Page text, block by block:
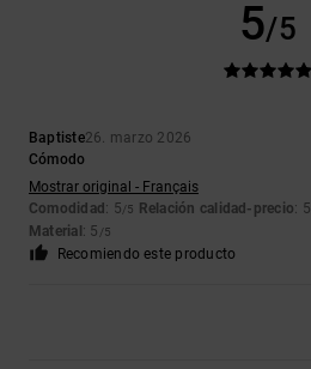
5/5
Baptiste26. marzo 2026
Cómodo
Mostrar original - Français
Comodidad : 5/5 Relación calidad-precio: 5
Material : 5 /5
Recomiendo este producto